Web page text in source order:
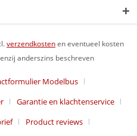
verzendkostenen eventueel kosten
anderszins beschreven
Modelbus
Garantie en klachtenservice
Product reviews